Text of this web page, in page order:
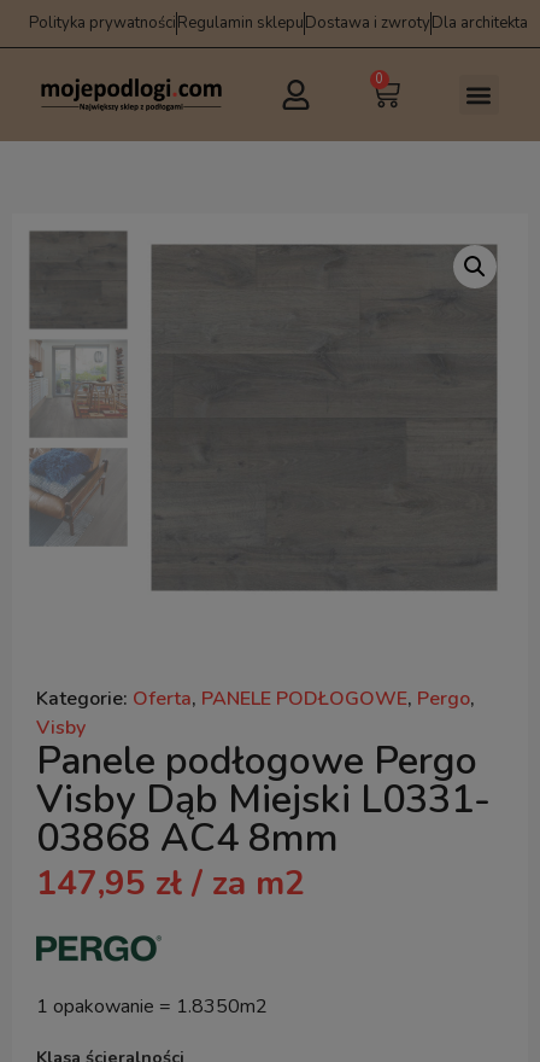
Polityka prywatnościRegulamin sklepuDostawa i zwrotyDla architekta
0
Kategorie: Oferta, PANELE PODŁOGOWE, Pergo,
Visby
Panele podłogowe Pergo
Visby Dąb Miejski L0331-
03868 AC4 8mm
147,95 zł / za m2
1 opakowanie = 1.8350m2
Klasa ścieralności